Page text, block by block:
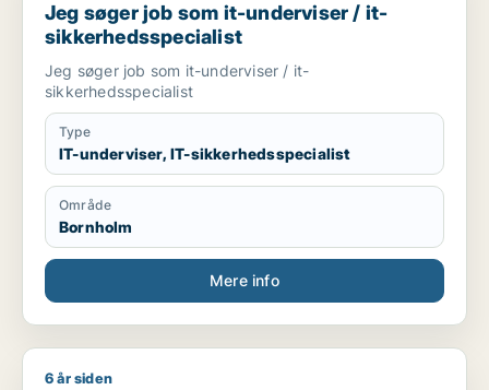
Jeg søger job som it-underviser / it-
sikkerhedsspecialist
Jeg søger job som it-underviser / it-
sikkerhedsspecialist
Type
IT-underviser, IT-sikkerhedsspecialist
Område
Bornholm
Mere info
Marta søger job som lærer
6 år siden